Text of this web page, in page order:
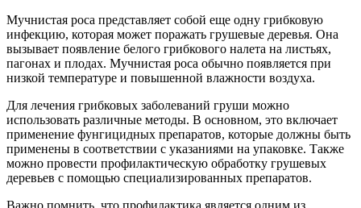
Мучнистая роса представляет собой еще одну грибковую
инфекцию, которая может поражать грушевые деревья. Она
вызывает появление белого грибкового налета на листьях,
пагонах и плодах. Мучнистая роса обычно появляется при
низкой температуре и повышенной влажности воздуха.
Для лечения грибковых заболеваний груши можно
использовать различные методы. В основном, это включает
применение фунгицидных препаратов, которые должны быть
применены в соответствии с указаниями на упаковке. Также
можно провести профилактическую обработку грушевых
деревьев с помощью специализированных препаратов.
Важно помнить, что профилактика является одним из